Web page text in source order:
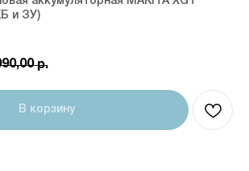
и ЗУ)
р.
В корзину